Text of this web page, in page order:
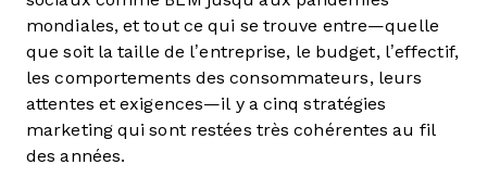
mondiales, et tout ce qui se trouve entre—quelle
que soit la taille de l’entreprise, le budget, l’effectif,
les comportements des consommateurs, leurs
attentes et exigences—il y a cinq stratégies
marketing qui sont restées très cohérentes au fil
des années.